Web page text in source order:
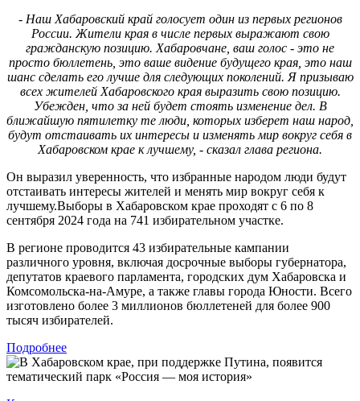
- Наш Хабаровский край голосует один из первых регионов
России. Жители края в числе первых выражают свою
гражданскую позицию. Хабаровчане, ваш голос - это не
просто бюллетень, это ваше видение будущего края, это наш
шанс сделать его лучше для следующих поколений. Я призываю
всех жителей Хабаровского края выразить свою позицию.
Убежден, что за ней будет стоять изменение дел. В
ближайшую пятилетку те люди, которых изберет наш народ,
будут отстаивать их интересы и изменять мир вокруг себя в
Хабаровском крае к лучшему, - сказал глава региона.
Он выразил уверенность, что избранные народом люди будут
отстаивать интересы жителей и менять мир вокруг себя к
лучшему.Выборы в Хабаровском крае проходят с 6 по 8
сентября 2024 года на 741 избирательном участке.
В регионе проводится 43 избирательные кампании
различного уровня, включая досрочные выборы губернатора,
депутатов краевого парламента, городских дум Хабаровска и
Комсомольска-на-Амуре, а также главы города Юности. Всего
изготовлено более 3 миллионов бюллетеней для более 900
тысяч избирателей.
Подробнее